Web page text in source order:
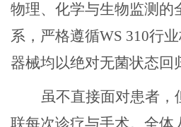
物理、化学与生物监测的
系，严格遵循WS 310行
器械均以绝对无菌状态回
虽不直接面对患者，
联每次诊疗与手术。全体